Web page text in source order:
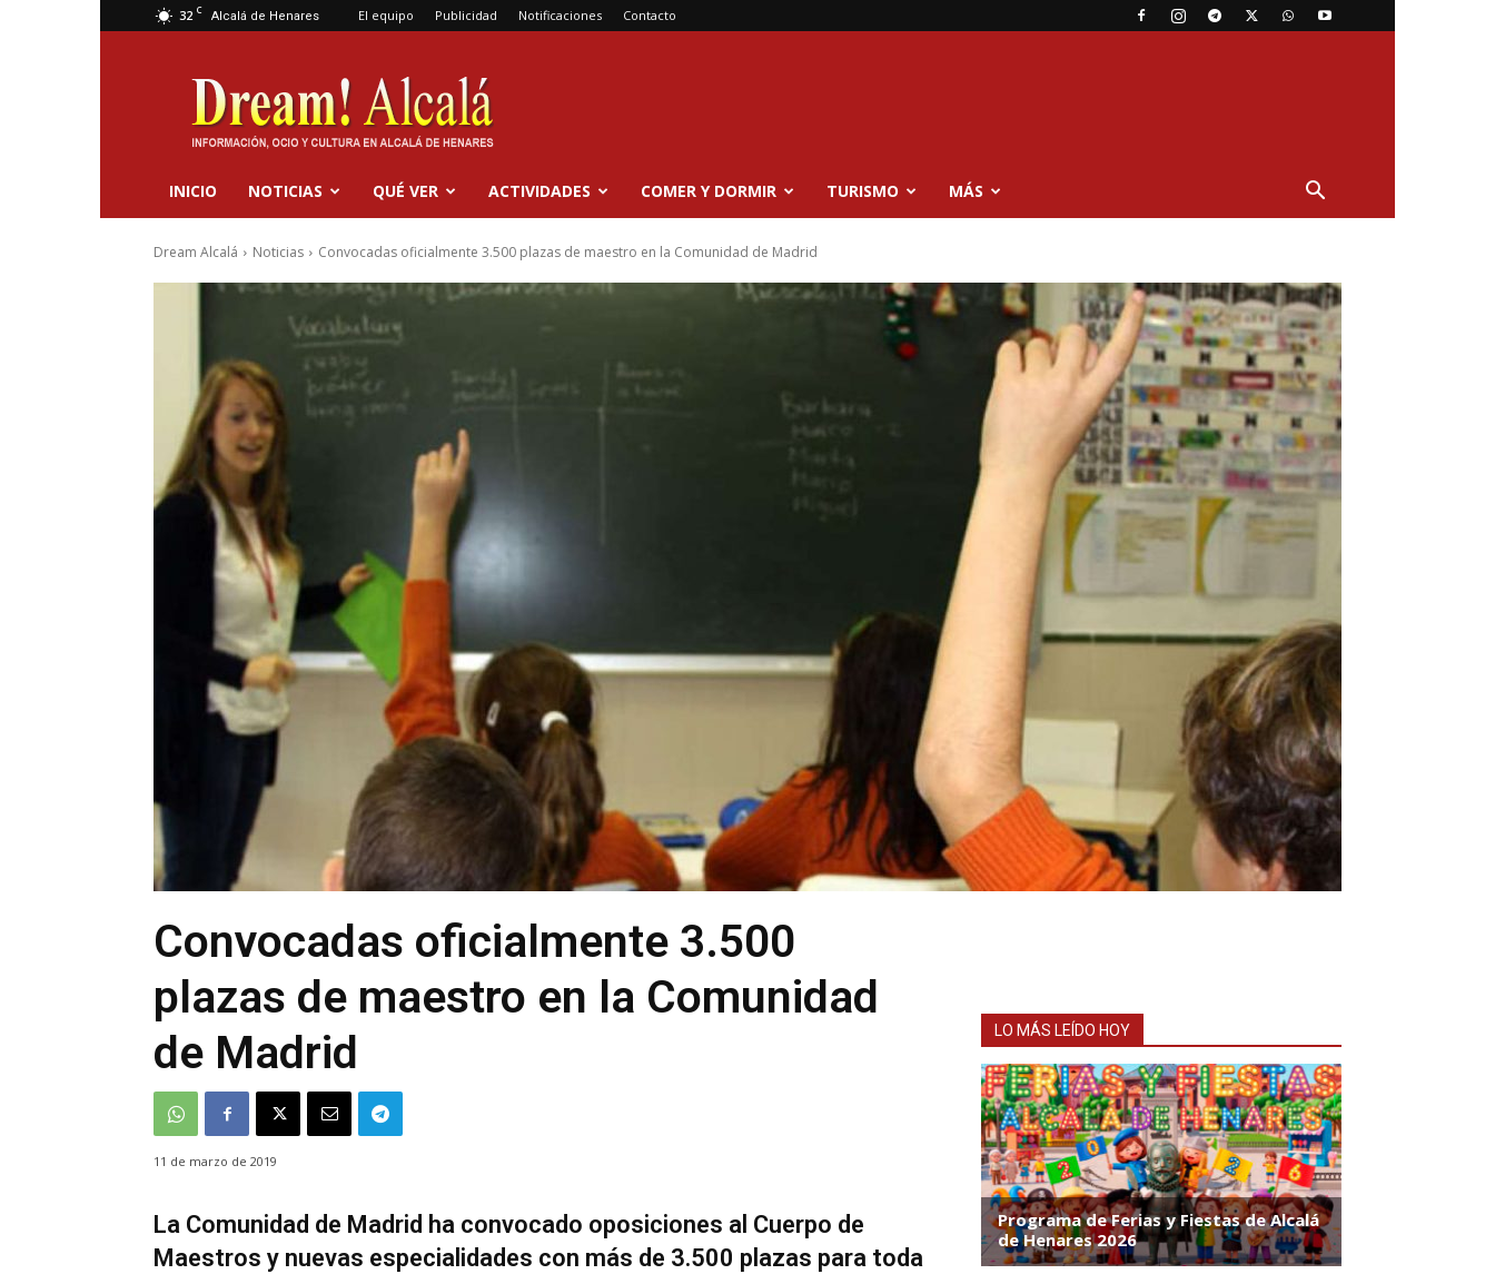
32 C Alcalá de Henares El equipo Publicidad Notificaciones Contacto
Dream
Alcalá
INICIO NOTICIAS QUÉ VER ACTIVIDADES COMER Y DORMIR TURISMO MÁS
Dream Alcalá Noticias Convocadas oficialmente 3.500 plazas de maestro en la Comunidad de Madrid
Convocadas oficialmente 3.500
plazas de maestro en la Comunidad
de Madrid
11 de marzo de 2019
La Comunidad de Madrid ha convocado oposiciones al Cuerpo de
Maestros y nuevas especialidades con más de 3.500 plazas para toda
LO MÁS LEÍDO HOY